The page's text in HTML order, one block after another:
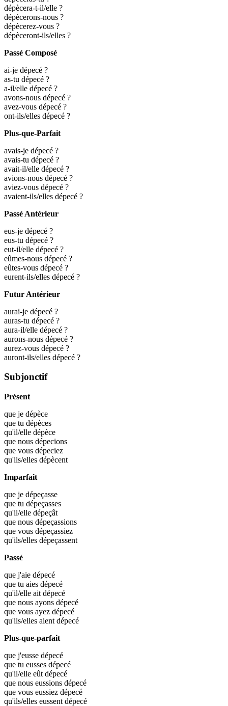
dépècera-t-il/elle ?
dépècerons-nous ?
dépècerez-vous ?
dépèceront-ils/elles ?
Passé Composé
ai-je dépecé ?
as-tu dépecé ?
a-il/elle dépecé ?
avons-nous dépecé ?
avez-vous dépecé ?
ont-ils/elles dépecé ?
Plus-que-Parfait
avais-je dépecé ?
avais-tu dépecé ?
avait-il/elle dépecé ?
avions-nous dépecé ?
aviez-vous dépecé ?
avaient-ils/elles dépecé ?
Passé Antérieur
eus-je dépecé ?
eus-tu dépecé ?
eut-il/elle dépecé ?
eûmes-nous dépecé ?
eûtes-vous dépecé ?
eurent-ils/elles dépecé ?
Futur Antérieur
aurai-je dépecé ?
auras-tu dépecé ?
aura-il/elle dépecé ?
aurons-nous dépecé ?
aurez-vous dépecé ?
auront-ils/elles dépecé ?
Subjonctif
Présent
que je dépèce
que tu dépèces
qu'il/elle dépèce
que nous dépecions
que vous dépeciez
qu'ils/elles dépècent
Imparfait
que je dépeçasse
que tu dépeçasses
qu'il/elle dépeçât
que nous dépeçassions
que vous dépeçassiez
qu'ils/elles dépeçassent
Passé
que j'aie dépecé
que tu aies dépecé
qu'il/elle ait dépecé
que nous ayons dépecé
que vous ayez dépecé
qu'ils/elles aient dépecé
Plus-que-parfait
que j'eusse dépecé
que tu eusses dépecé
qu'il/elle eût dépecé
que nous eussions dépecé
que vous eussiez dépecé
qu'ils/elles eussent dépecé